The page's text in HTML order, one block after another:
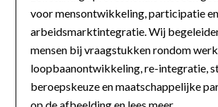
voor mensontwikkeling, participatie en
arbeidsmarktintegratie. Wij
mensen bij vraagstukken rondom
loopbaanontwikkeling, re-integratie,
beroepskeuze en maatschappelijke